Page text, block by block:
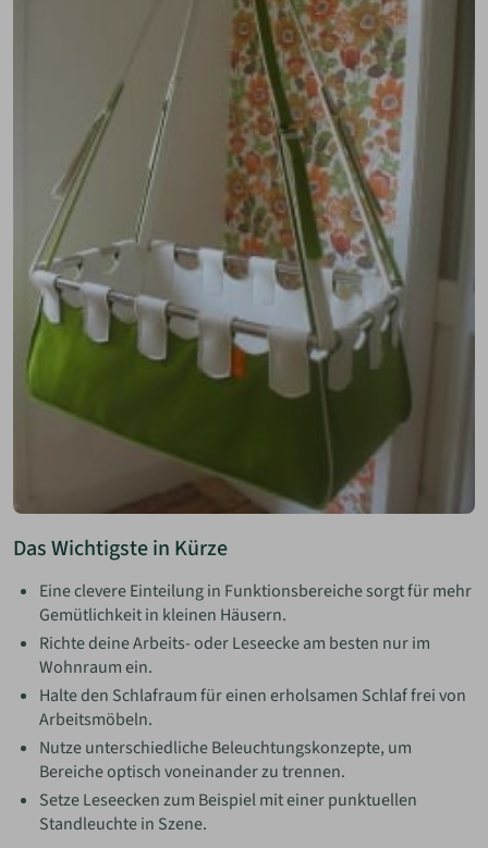
Das Wichtigste in Kürze
Eine clevere Einteilung in Funktionsbereiche sorgt für mehr
Gemütlichkeit in kleinen Häusern.
Richte deine Arbeits- oder Leseecke am besten nur im
Wohnraum ein.
Halte den Schlafraum für einen erholsamen Schlaf frei von
Arbeitsmöbeln.
Nutze unterschiedliche Beleuchtungskonzepte, um
Bereiche optisch voneinander zu trennen.
Setze Leseecken zum Beispiel mit einer punktuellen
Standleuchte in Szene.